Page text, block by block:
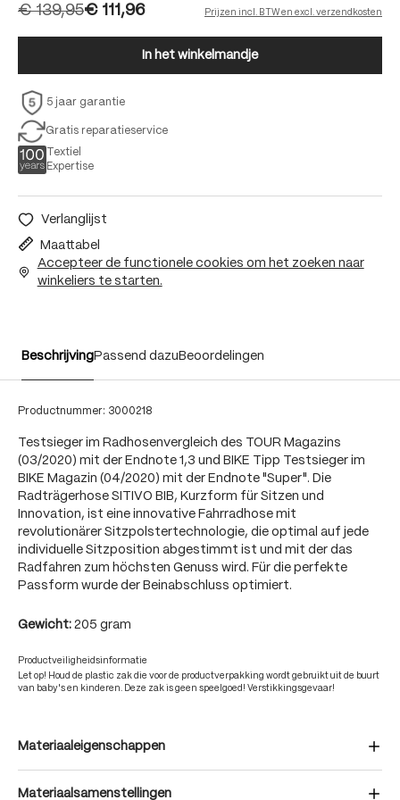
€ 111,96
€ 139,95 Prijzen incl. BTW en excl. verzendkosten
In het winkelmandje
5 jaar garantie
Gratis reparatieservice
Textiel
Expertise
Verlanglijst
Maattabel
Accepteer de functionele cookies om het zoeken naar
winkeliers te starten.
BeschrijvingPassend dazu Beoordelingen
Productnummer: 3000218
Testsieger im Radhosenvergleich des TOUR Magazins
(03/2020) mit der Endnote 1,3 und BIKE Tipp Testsieger im
BIKE Magazin (04/2020) mit der Endnote "Super". Die
Radträgerhose SITIVO BIB, Kurzform für Sitzen und
Innovation, ist eine innovative Fahrradhose mit
revolutionärer Sitzpolstertechnologie, die optimal auf jede
individuelle Sitzposition abgestimmt ist und mit der das
Radfahren zum höchsten Genuss wird. Für die perfekte
Passform wurde der Beinabschluss optimiert.
Gewicht: 205 gram
Productveiligheidsinformatie
Let op! Houd de plastic zak die voor de productverpakking wordt gebruikt uit de buurt
van baby's en kinderen. Deze zak is geen speelgoed! Verstikkingsgevaar!
Materiaaleigenschappen
Materiaalsamenstellingen